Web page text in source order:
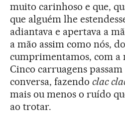
muito carinhoso e que,
que alguém lhe
adiantava e apertava a
a mão assim como nós,
cumprimentamos, com a
Cinco carruagens
conversa, fazendo clac
mais ou menos o ruído
ao trotar.